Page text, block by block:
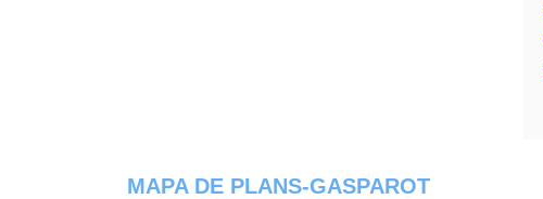
MAPA DE PLANS-GASPAROT